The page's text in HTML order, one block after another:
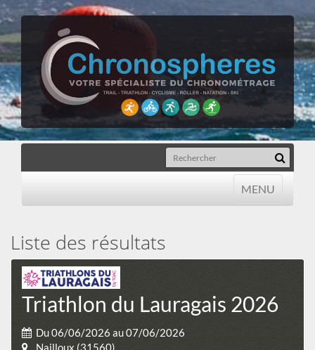
MENU
MENU
Liste des résultats
Triathlon du Lauragais 2026
Du 06/06/2026 au 07/06/2026
Nailloux (31560)